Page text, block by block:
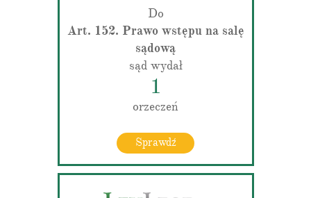
Do
Art. 152. Prawo wstępu na salę
sądową
sąd wydał
1
orzeczeń
Sprawdź